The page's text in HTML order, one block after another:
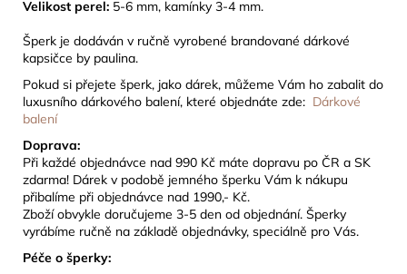
Velikost perel: 5-6 mm, kamínky 3-4 mm.
Šperk je dodáván v ručně vyrobené brandované dárkové
kapsičce by paulina.
Pokud si přejete šperk, jako dárek, můžeme Vám ho zabalit do
luxusního dárkového balení, které objednáte zde: Dárkové
balení
Doprava:
Při každé objednávce nad 990 Kč máte dopravu po ČR a SK
zdarma! Dárek v podobě jemného šperku Vám k nákupu
přibalíme při objednávce nad 1990,- Kč.
Zboží obvykle doručujeme 3-5 den od objednání. Šperky
vyrábíme ručně na základě objednávky, speciálně pro Vás.
Péče o šperky: